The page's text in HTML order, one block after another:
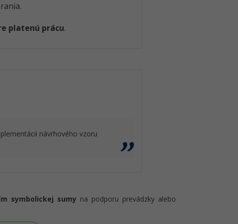
platenú prácu.
návrhového vzoru
symbolickej sumy na podporu prevádzky alebo